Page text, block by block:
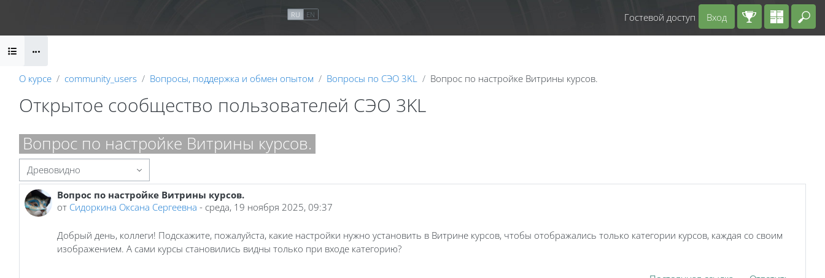
RU EN Гостевой доступ Вход
Блоки
О курсе community_users Вопросы, поддержка и обмен опытом Вопросы по СЭО 3KL Вопрос по настройке Витрины курсов.
Открытое сообщество пользователей СЭО 3KL
Блоки
Вопрос по настройке Витрины курсов.
Режим отображения
Вопрос по настройке Витрины курсов.
от Сидоркина Оксана Сергеевна - среда, 19 ноября 2025, 09:37
Количество ответов: 9
Добрый день, коллеги! Подскажите, пожалуйста, какие настройки нужно установить в Витрине курсов, чтобы отображались только категории курсов, каждая со своим
изображением. А сами курсы становились видны только при входе категорию?